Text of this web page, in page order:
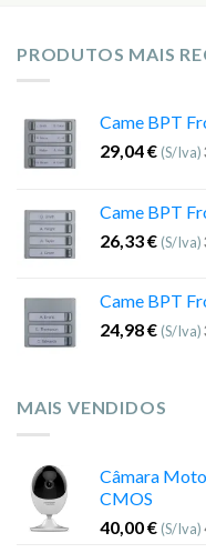
PRODUTOS MAIS
Came BPT
29,04€ (S/Iva)
Came BPT
26,33€ (S/Iva)
Came BPT
24,98€ (S/Iva)
MAIS VENDIDOS
Câmara
CMOS
40,00€ (S/Iva)